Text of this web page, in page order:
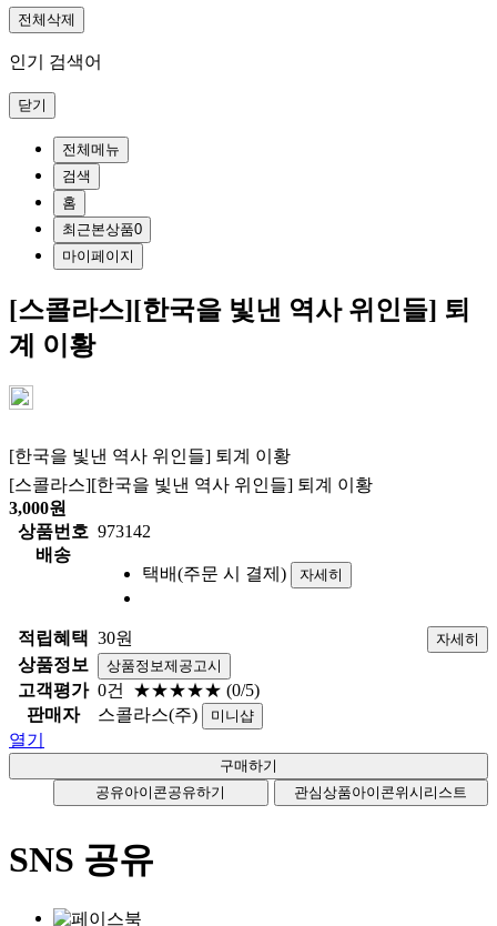
전체삭제
인기 검색어
닫기
전체메뉴
검색
홈
최근본상품0
마이페이지
[스콜라스][한국을 빛낸 역사 위인들] 퇴
계 이황
[한국을 빛낸 역사 위인들] 퇴계 이황
[스콜라스][한국을 빛낸 역사 위인들] 퇴계 이황
3,000원
상품번호 973142
배송
택배(주문 시 결제)
자세히
적립혜택 30원 자세히
상품정보 상품정보제공고시
고객평가 0건 ★★★★★ (0/5)
판매자
스콜라스(주) 미니샵
열기
공유아이콘공유하기 관심상품아이콘위시리스트
SNS 공유